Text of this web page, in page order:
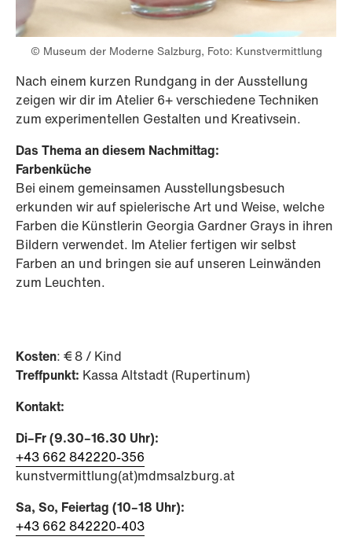
© Museum der Moderne Salzburg, Foto: Kunstvermittlung
Nach einem kurzen Rundgang in der Ausstellung
zeigen wir dir im Atelier 6+ verschiedene Techniken
zum experimentellen Gestalten und Kreativsein.
Das Thema an diesem Nachmittag:
Farbenküche
Bei einem gemeinsamen Ausstellungsbesuch
erkunden wir auf spielerische Art und Weise, welche
Farben die Künstlerin Georgia Gardner Grays in ihren
Bildern verwendet. Im Atelier fertigen wir selbst
Farben an und bringen sie auf unseren Leinwänden
zum Leuchten.
Kosten: € 8 / Kind
Treffpunkt: Kassa Altstadt (Rupertinum)
Kontakt:
Di–Fr (9.30–16.30 Uhr):
+43 662 842220-356
kunstvermittlung(at)mdmsalzburg.at
Sa, So, Feiertag (10–18 Uhr):
+43 662 842220-403